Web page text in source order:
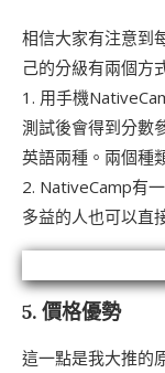
相信大家有注意到
己的分級有兩個方
1. 用手機
測試後會得到分數
英語兩種。兩個種
2. NativeCamp有
多益的人也可以直
5. 價格優勢
這一點是我大推的